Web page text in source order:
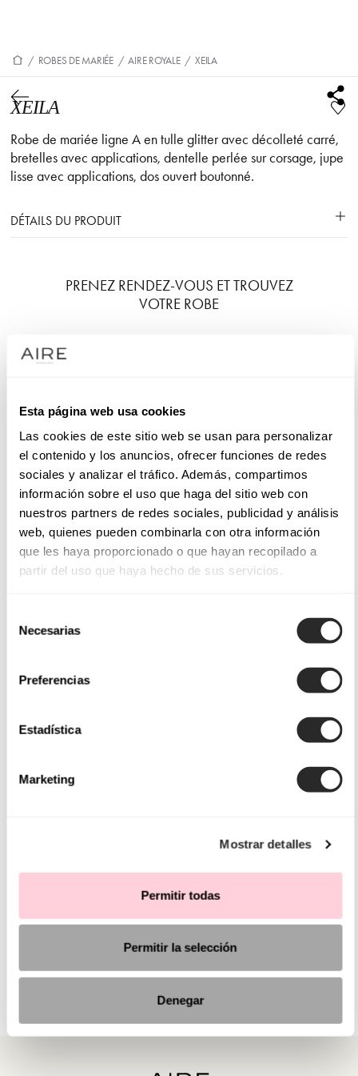
Esta página web usa cookies
Las cookies de este sitio web se usan para personalizar
el contenido y los anuncios, ofrecer funciones de redes
sociales y analizar el tráfico. Además, compartimos
información sobre el uso que haga del sitio web con
nuestros partners de redes sociales, publicidad y análisis
web, quienes pueden combinarla con otra información
que les haya proporcionado o que hayan recopilado a
partir del uso que haya hecho de sus servicios.
Necesarias
Preferencias
Estadística
Marketing
Mostrar detalles
Permitir todas
Permitir la selección
Denegar
/ ROBES DE MARIÉE / AIRE ROYALE / XEILA
XEILA
Robe de mariée ligne A en tulle glitter avec décolleté carré,
bretelles avec applications, dentelle perlée sur corsage, jupe
lisse avec applications, dos ouvert boutonné.
DÉTAILS DU PRODUIT
PRENEZ RENDEZ-VOUS ET TROUVEZ
VOTRE ROBE